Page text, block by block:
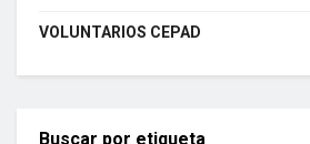
VOLUNTARIOS CEPAD
Buscar por etiqueta